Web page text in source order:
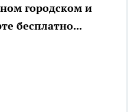
городском и
бесплатно...